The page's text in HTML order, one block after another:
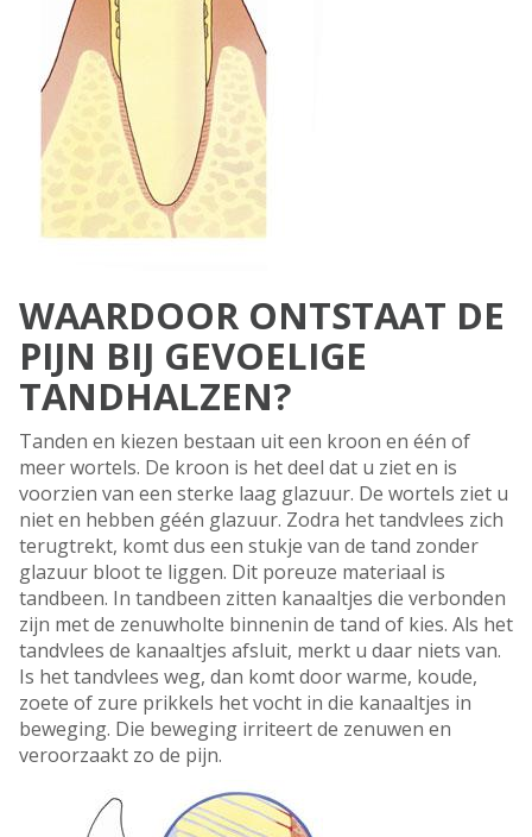
WAARDOOR ONTSTAAT DE
PIJN BIJ GEVOELIGE
TANDHALZEN?
Tanden en kiezen bestaan uit een kroon en één of
meer wortels. De kroon is het deel dat u ziet en is
voorzien van een sterke laag glazuur. De wortels ziet u
niet en hebben géén glazuur. Zodra het tandvlees zich
terugtrekt, komt dus een stukje van de tand zonder
glazuur bloot te liggen. Dit poreuze materiaal is
tandbeen. In tandbeen zitten kanaaltjes die verbonden
zijn met de zenuwholte binnenin de tand of kies. Als het
tandvlees de kanaaltjes afsluit, merkt u daar niets van.
Is het tandvlees weg, dan komt door warme, koude,
zoete of zure prikkels het vocht in die kanaaltjes in
beweging. Die beweging irriteert de zenuwen en
veroorzaakt zo de pijn.